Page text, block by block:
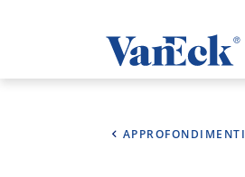
APPROFONDIMENTI